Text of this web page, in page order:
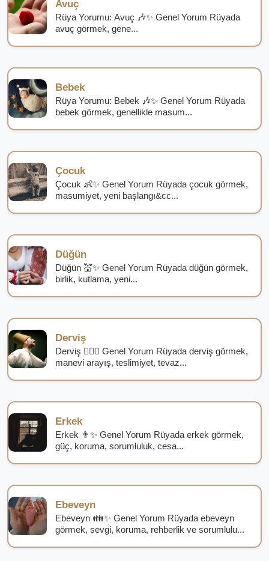
Avuç
Rüya Yorumu: Avuç 🎶✨ Genel Yorum Rüyada
avuç görmek, gene...
Bebek
Rüya Yorumu: Bebek 🎶✨ Genel Yorum Rüyada
bebek görmek, genellikle masum...
Çocuk
Çocuk 👶✨ Genel Yorum Rüyada çocuk görmek,
masumiyet, yeni başlangı&cc...
Düğün
Düğün 💒✨ Genel Yorum Rüyada düğün görmek,
birlik, kutlama, yeni...
Derviş
Derviş 🧙‍♂️✨ Genel Yorum Rüyada derviş görmek,
manevi arayış, teslimiyet, tevaz...
Erkek
Erkek 👨✨ Genel Yorum Rüyada erkek görmek,
güç, koruma, sorumluluk, cesa...
Ebeveyn
Ebeveyn 👪✨ Genel Yorum Rüyada ebeveyn
görmek, sevgi, koruma, rehberlik ve sorumlulu...